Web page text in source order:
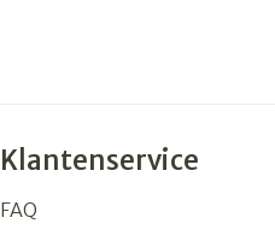
Klantenservice
FAQ